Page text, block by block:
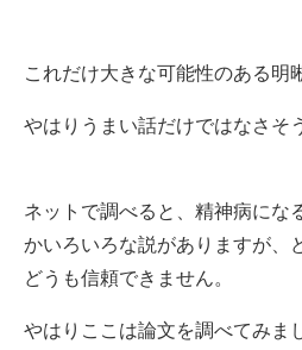
これだけ大きな可能性のある明
やはりうまい話だけではなさそ
ネットで調べると、精神病にな
かいろいろな説がありますが、
どうも信頼できません。
やはりここは論文を調べてみま